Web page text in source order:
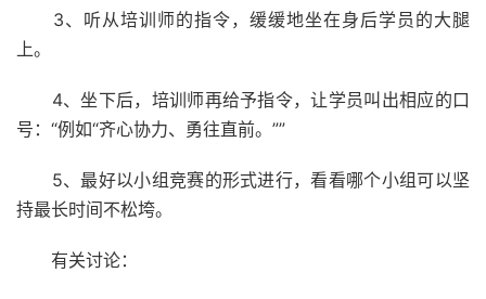
3、听从培训师的指令，缓缓地坐在身后学员的大腿
上。
4、坐下后，培训师再给予指令，让学员叫出相应的口
号：“例如“齐心协力、勇往直前。””
5、最好以小组竞赛的形式进行，看看哪个小组可以坚
持最长时间不松垮。
有关讨论：